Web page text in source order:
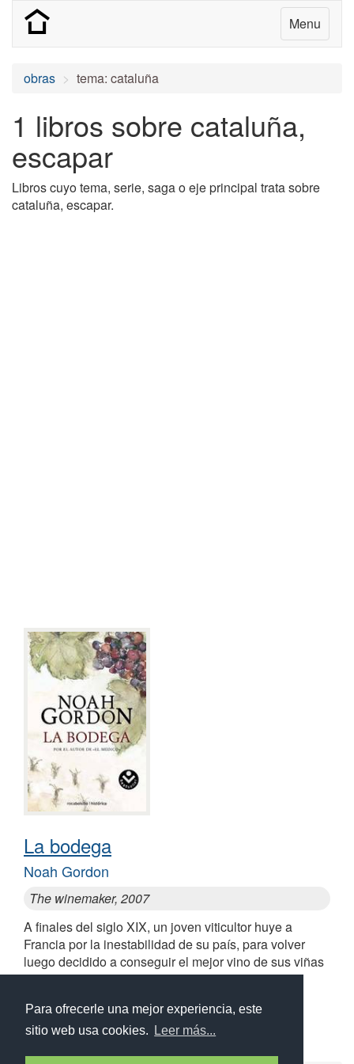
Para ofrecerle una mejor experiencia, este
sitio web usa cookies.
Leer más...
Menu
obras tema: cataluña
1 libros sobre cataluña,
escapar
Libros cuyo tema, serie, saga o eje principal trata sobre
cataluña, escapar.
La bodega
Noah Gordon
The winemaker, 2007
A finales del siglo XIX, un joven viticultor huye a
Francia por la inestabilidad de su país, para volver
luego decidido a conseguir el mejor vino de sus viñas
familiares